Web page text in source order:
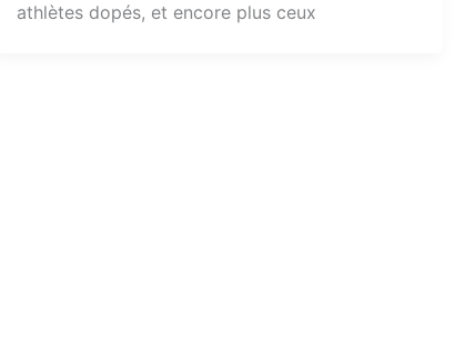
athlètes dopés, et encore plus ceux